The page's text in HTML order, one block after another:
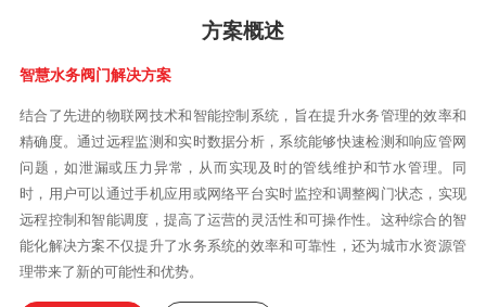
方案概述
智慧水务阀门解决方案
结合了先进的物联网技术和智能控制系统，旨在提升水务管理的效率和
精确度。通过远程监测和实时数据分析，系统能够快速检测和响应管网
问题，如泄漏或压力异常，从而实现及时的管线维护和节水管理。同
时，用户可以通过手机应用或网络平台实时监控和调整阀门状态，实现
远程控制和智能调度，提高了运营的灵活性和可操作性。这种综合的智
能化解决方案不仅提升了水务系统的效率和可靠性，还为城市水资源管
理带来了新的可能性和优势。